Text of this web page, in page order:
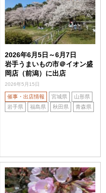
2026年6月5日～6月7日
岩手うまいもの市＠イオン盛
岡店（前潟）に出店
2026年5月15日
催事・出店情報 宮城県
山形県
岩手県
福島県 秋田県 青森県